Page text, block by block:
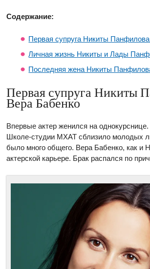
Содержание:
Первая супруга Никиты
Личная жизнь Никиты и Лады
Последняя жена Никиты
Первая супруга Никиты
Вера Бабенко
Впервые актер женился на
Школе-студии МХАТ сблизило молодых
было много общего. Вера Бабенко, как и
актерской карьере. Брак распался по